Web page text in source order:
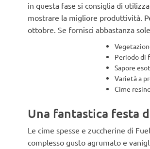
in questa fase si consiglia di
mostrare la migliore produttività.
ottobre. Se fornisci abbastanza
Periodo di
Sapore
Varietà a
Cime
Una fantastica festa
Le cime spesse e zuccherine di
complesso gusto agrumato e